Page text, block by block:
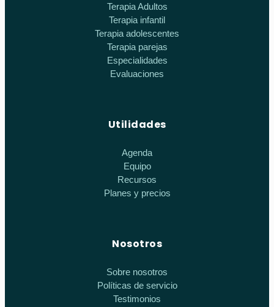
Terapia Adultos
Terapia infantil
Terapia adolescentes
Terapia parejas
Especialidades
Evaluaciones
Utilidades
Agenda
Equipo
Recursos
Planes y precios
Nosotros
Sobre nosotros
Políticas de servicio
Testimonios